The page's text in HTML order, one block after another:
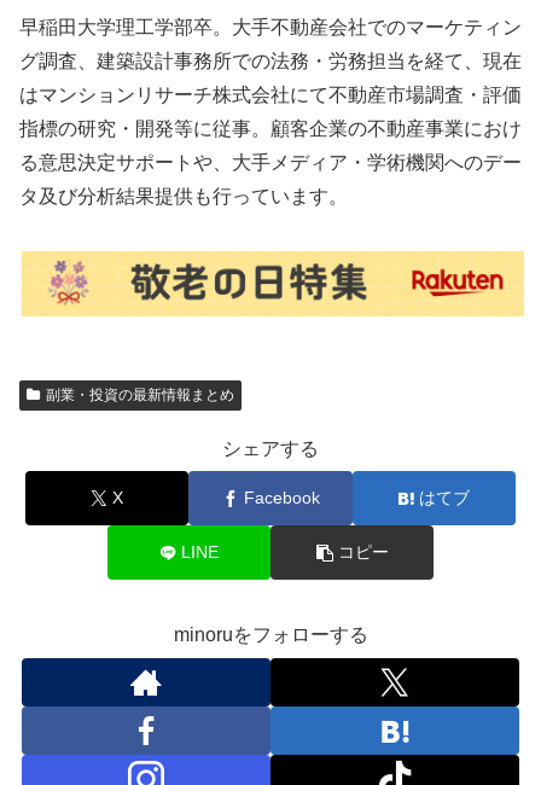
早稲田大学理工学部卒。大手不動産会社でのマーケティン
グ調査、建築設計事務所での法務・労務担当を経て、現在
はマンションリサーチ株式会社にて不動産市場調査・評価
指標の研究・開発等に従事。顧客企業の不動産事業におけ
る意思決定サポートや、大手メディア・学術機関へのデー
タ及び分析結果提供も行っています。
副業・投資の最新情報まとめ
シェアする
X Facebook はてブ
LINE コピー
minoruをフォローする